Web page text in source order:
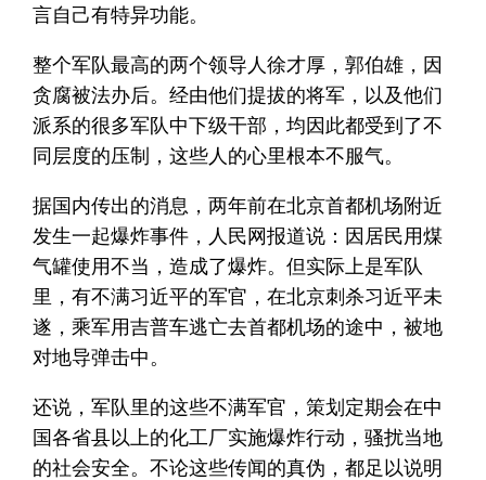
言自己有特异功能。
整个军队最高的两个领导人徐才厚，郭伯雄，因
贪腐被法办后。经由他们提拔的将军，以及他们
派系的很多军队中下级干部，均因此都受到了不
同层度的压制，这些人的心里根本不服气。
据国内传出的消息，两年前在北京首都机场附近
发生一起爆炸事件，人民网报道说：因居民用煤
气罐使用不当，造成了爆炸。但实际上是军队
里，有不满习近平的军官，在北京刺杀习近平未
遂，乘军用吉普车逃亡去首都机场的途中，被地
对地导弹击中。
还说，军队里的这些不满军官，策划定期会在中
国各省县以上的化工厂实施爆炸行动，骚扰当地
的社会安全。不论这些传闻的真伪，都足以说明